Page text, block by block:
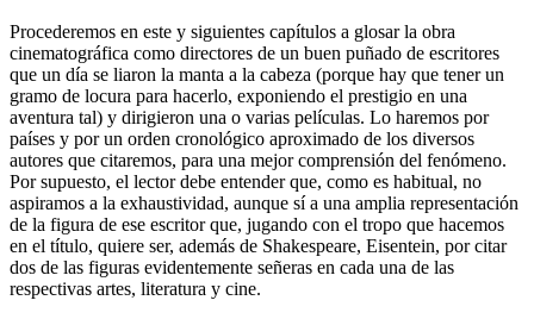
Procederemos en este y siguientes capítulos a glosar la obra
cinematográfica como directores de un buen puñado de escritores
que un día se liaron la manta a la cabeza (porque hay que tener un
gramo de locura para hacerlo, exponiendo el prestigio en una
aventura tal) y dirigieron una o varias películas. Lo haremos por
países y por un orden cronológico aproximado de los diversos
autores que citaremos, para una mejor comprensión del fenómeno.
Por supuesto, el lector debe entender que, como es habitual, no
aspiramos a la exhaustividad, aunque sí a una amplia representación
de la figura de ese escritor que, jugando con el tropo que hacemos
en el título, quiere ser, además de Shakespeare, Eisentein, por citar
dos de las figuras evidentemente señeras en cada una de las
respectivas artes, literatura y cine.